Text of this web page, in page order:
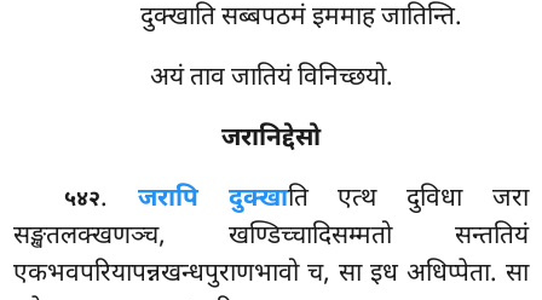
दुक्खाति सब्बपठमं इममाह जातिन्ति.
अयं ताव जातियं विनिच्छयो.
जरानिद्देसो
५४२. जरापि दुक्खाति एत्थ दुविधा जरा
सङ्खतलक्खणञ्च, खण्डिच्चादिसम्मतो सन्ततियं
एकभवपरियापन्नखन्धपुराणभावो च, सा इध अधिप्पेता. सा